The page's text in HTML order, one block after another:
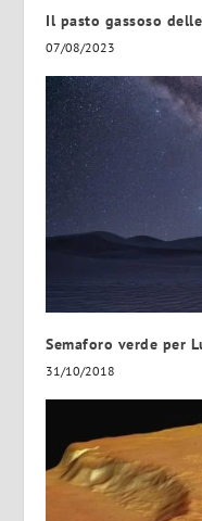
Il pasto gassoso
07/08/2023
Semaforo verde per
31/10/2018